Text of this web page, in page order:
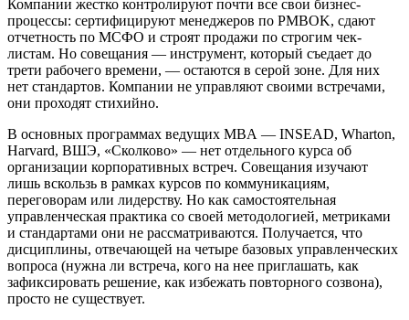
Компании жестко контролируют почти все свои бизнес-
процессы: сертифицируют менеджеров по PMBOK, сдают
отчетность по МСФО и строят продажи по строгим чек-
листам. Но совещания — инструмент, который съедает до
трети рабочего времени, — остаются в серой зоне. Для них
нет стандартов. Компании не управляют своими встречами,
они проходят стихийно.
В основных программах ведущих MBA — INSEAD, Wharton,
Harvard, ВШЭ, «Сколково» — нет отдельного курса об
организации корпоративных встреч. Совещания изучают
лишь вскользь в рамках курсов по коммуникациям,
переговорам или лидерству. Но как самостоятельная
управленческая практика со своей методологией, метриками
и стандартами они не рассматриваются. Получается, что
дисциплины, отвечающей на четыре базовых управленческих
вопроса (нужна ли встреча, кого на нее приглашать, как
зафиксировать решение, как избежать повторного созвона),
просто не существует.